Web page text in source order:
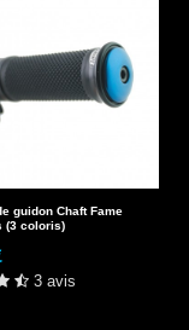
guidon Chaft Fame
(3 coloris)
3 avis